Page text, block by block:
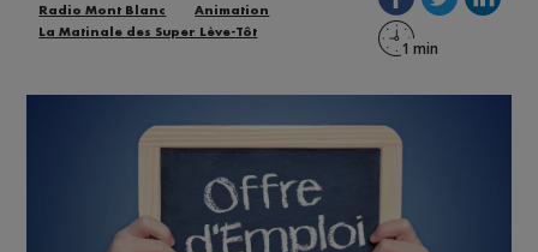
Radio Mont Blanc
Animation
La Matinale des Super Lève-Tôt